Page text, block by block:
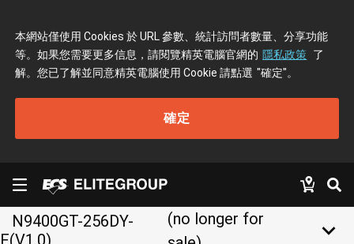
本網站僅使用 Cookies 於 URL 參數、統計訪問者數量、分享功能
等。如果您需要更多信息，請閱覽精英電腦官網的 隱私政策 了
解。您已了解並同意精英電腦使用 Cookie 請點選 "確定"。
確定
N9400GT-256DY-
F(V1.0)
(no longer for
keyboard_arrow_down